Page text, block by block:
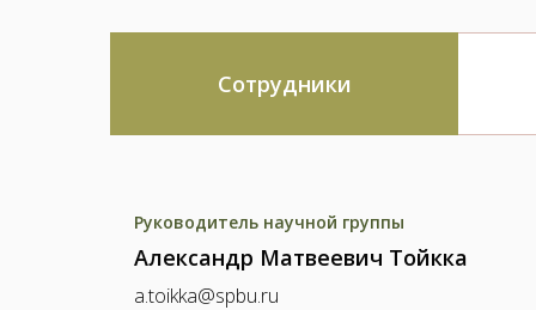
Сотрудники
Руководитель научной группы
Александр Матвеевич Тойкка
a.toikka@spbu.ru